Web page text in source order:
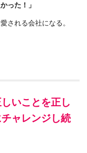
った！」
される会社になる。
いことを正し
ャレンジし続